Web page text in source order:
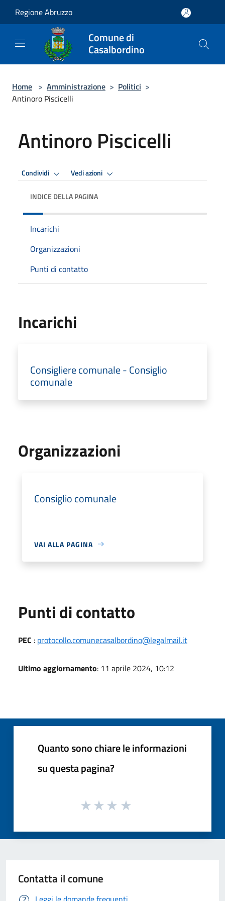
Regione Abruzzo
Comune di
Casalbordino
Home > Amministrazione > Politici >
Antinoro Piscicelli
Antinoro Piscicelli
Condividi Vedi azioni
INDICE DELLA PAGINA
Incarichi
Organizzazioni
Punti di contatto
Incarichi
Consigliere comunale - Consiglio
comunale
Organizzazioni
Consiglio comunale
VAI ALLA PAGINA
Punti di contatto
PEC : protocollo.comunecasalbordino@legalmail.it
Ultimo aggiornamento: 11 aprile 2024, 10:12
Quanto sono chiare le informazioni
su questa pagina?
Contatta il comune